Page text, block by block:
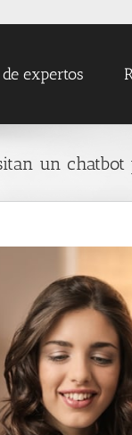
expertos
un chatbot